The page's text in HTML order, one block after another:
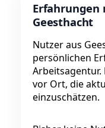
Geesthacht
Nutzer aus
persönlichen
vor Ort, die
einzuschätzen.